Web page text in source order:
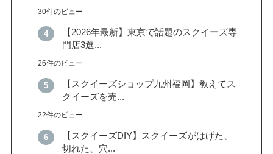
30件のビュー
【2026年最新】東京で話題のスクイーズ専
門店3選...
26件のビュー
【スクイーズショップ九州福岡】教えてス
クイーズを売...
22件のビュー
【スクイーズDIY】スクイーズがはげた、
切れた、穴...